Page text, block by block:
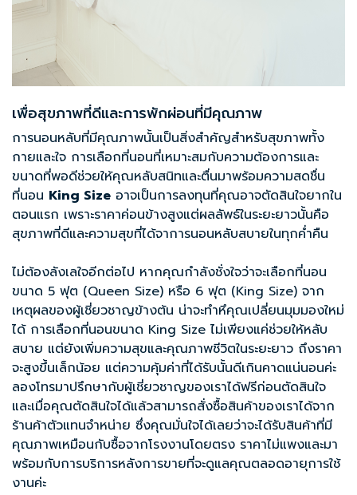
เพื่อสุขภาพที่ดีและการพักผ่อนที่มีคุณภาพ
การนอนหลับที่มีคุณภาพนั้นเป็นสิ่งสำคัญสำหรับสุขภาพทั้ง
กายและใจ การเลือกที่นอนที่เหมาะสมกับความต้องการและ
ขนาดที่พอดีช่วยให้คุณหลับสนิทและตื่นมาพร้อมความสดชื่น
ที่นอน King Size อาจเป็นการลงทุนที่คุณอาจตัดสินใจยากใน
ตอนแรก เพราะราคาค่อนข้างสูงแต่ผลลัพธ์ในระยะยาวนั้นคือ
สุขภาพที่ดีและความสุขที่ได้จาการนอนหลับสบายในทุกค่ำคืน
ไม่ต้องลังเลใจอีกต่อไป หากคุณกำลังชั่งใจว่าจะเลือกที่นอน
ขนาด 5 ฟุต (Queen Size) หรือ 6 ฟุต (King Size) จาก
เหตุผลของผู้เชี่ยวชาญข้างต้น น่าจะทำหึคุณเปลี่ยนมุมมองใหม่
ได้ การเลือกที่นอนขนาด King Size ไม่เพียงแค่ช่วยให้หลับ
สบาย แต่ยังเพิ่มความสุขและคุณภาพชีวิตในระยะยาว ถึงราคา
จะสูงขึ้นเล็กน้อย แต่ความคุ้มค่าที่ได้รับนั้นดีเกินคาดแน่นอนค่ะ
ลองโทรมาปรึกษากับผู้เชี่ยวชาญของเราได้ฟรีก่อนตัดสินใจ
และเมื่อคุณตัดสินใจได้แล้วสามารถสั่งซื้อสินค้าของเราได้จาก
ร้านค้าตัวแทนจำหน่าย ซึ่งคุณมั่นใจได้เลยว่าจะได้รับสินค้าที่มี
คุณภาพเหมือนกับซื้อจากโรงงานโดยตรง ราคาไม่แพงและมา
พร้อมกับการบริการหลังการขายที่จะดูแลคุณตลอดอายุการใช้
งานค่ะ